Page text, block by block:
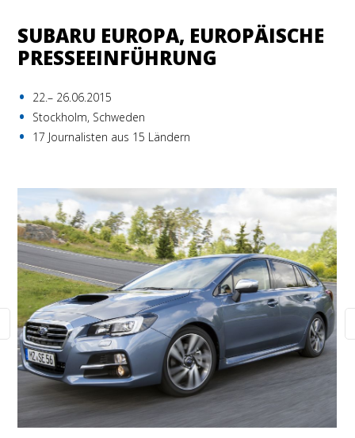
SUBARU EUROPA, EUROPÄISCHE
PRESSEEINFÜHRUNG
22.– 26.06.2015
Stockholm, Schweden
17 Journalisten aus 15 Ländern